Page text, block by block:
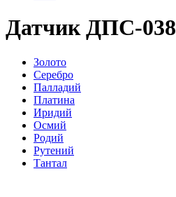
Датчик ДПС-038
Золото
Серебро
Палладий
Платина
Иридий
Осмий
Родий
Рутений
Тантал